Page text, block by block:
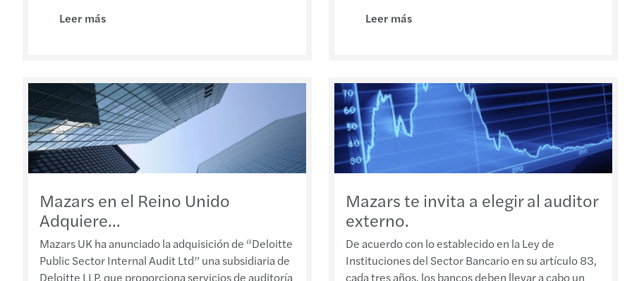
Ley
Leer más
Leer más
Mazars en el Reino Unido
Adquiere...
Mazars UK ha anunciado la adquisición de “Deloitte
Public Sector Internal Audit Ltd” una subsidiaria de
Deloitte LLP, que proporciona servicios de auditoría
Mazars te invita a elegir al auditor
externo.
De acuerdo con lo establecido en la Ley de
Instituciones del Sector Bancario en su artículo 83,
cada tres años, los bancos deben llevar a cabo un